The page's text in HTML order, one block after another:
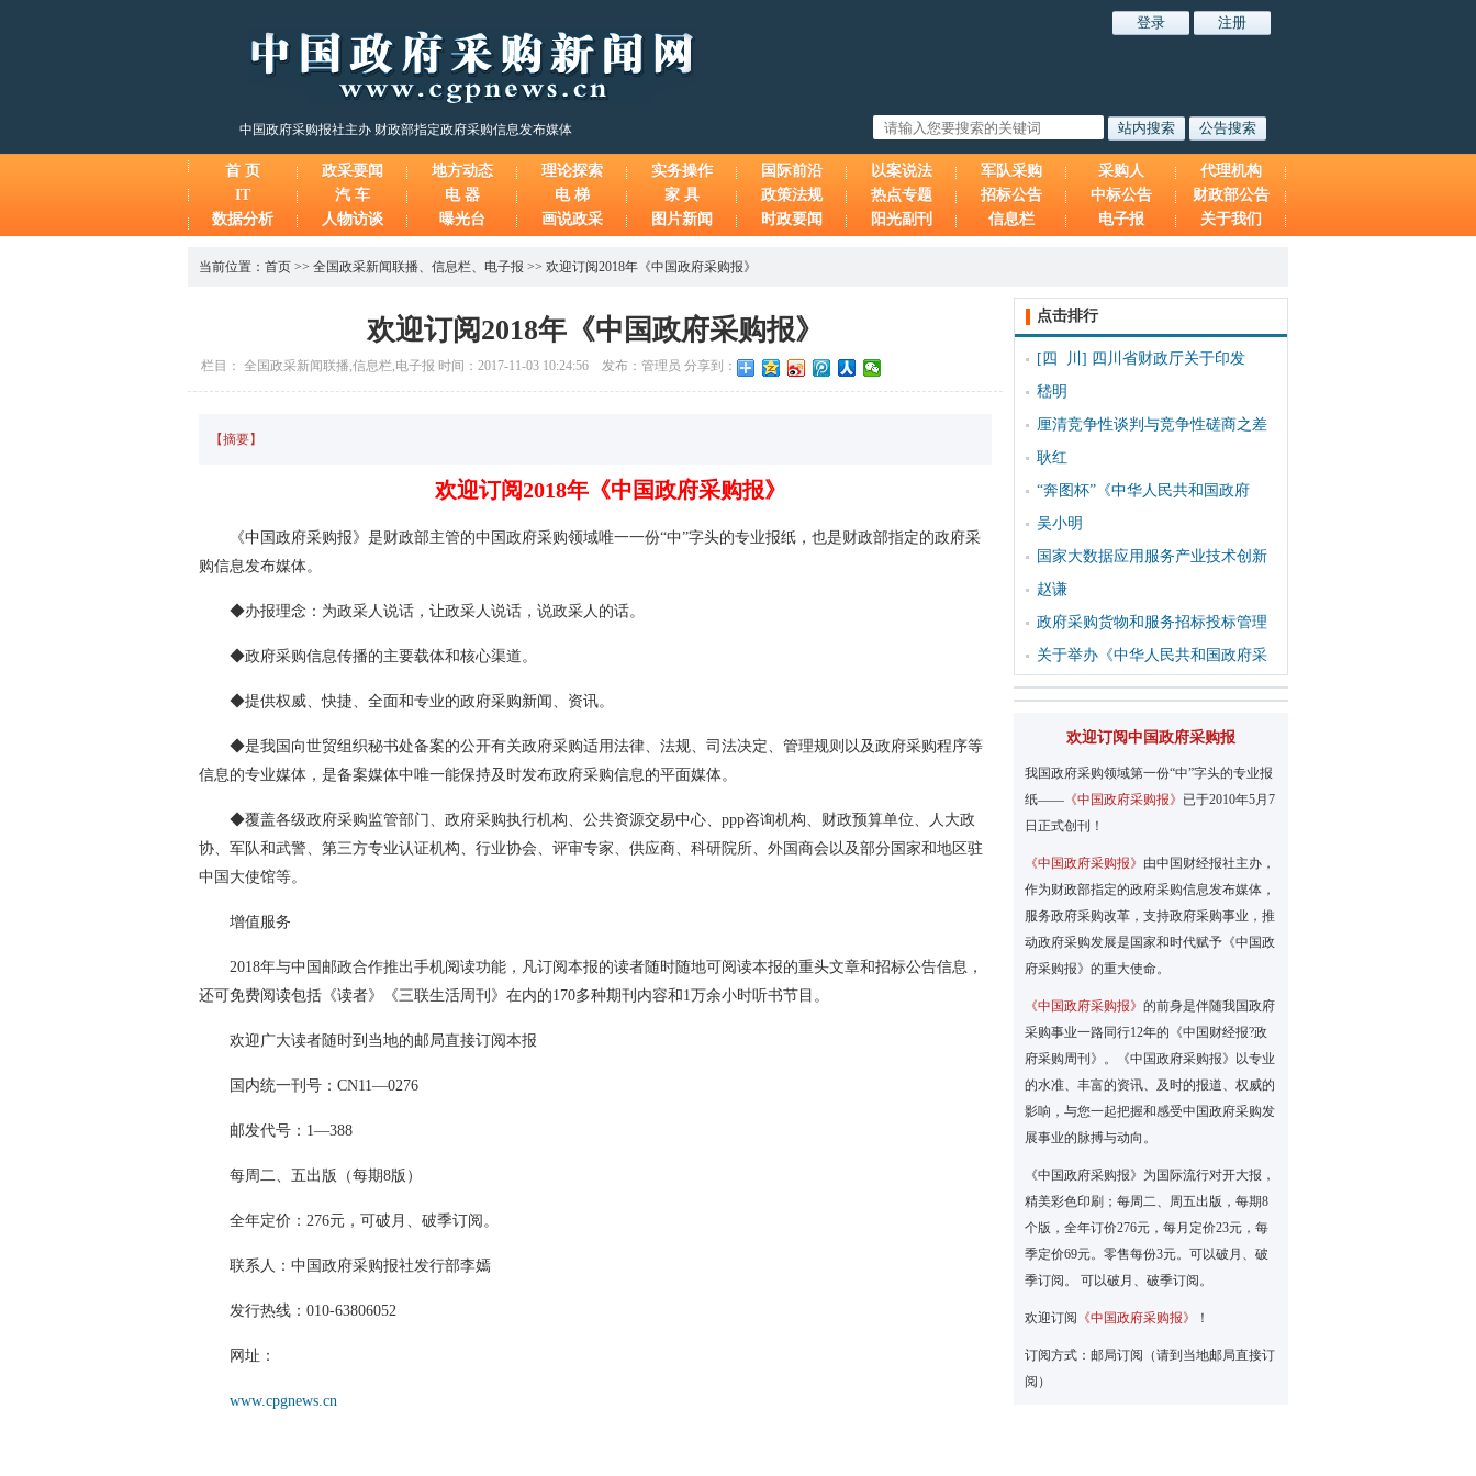
中国政府采购报社主办 财政部指定政府采购信息发布媒体
首 页 政采要闻 地方动态 理论探索 实务操作 国际前沿 以案说法 军队采购 采购人
代理机构
IT
汽 车 电 器 电 梯 家 具 政策法规 热点专题 招标公告 中标公告
财政部公告
数据分析
人物访谈 曝光台 画说政采 图片新闻 时政要闻 阳光副刊 信息栏 电子报 关于我们
当前位置： 首页 >> 全国政采新闻联播、 信息栏、 电子报 >> 欢迎订阅2018年《中国政府采购报》
欢迎订阅2018年《中国政府采购报》
栏目： 全国政采新闻联播,信息栏,电子报 时间：2017-11-03 10:24:56 发布：管理员 分享到：
【摘要】
欢迎订阅2018年《中国政府采购报》
《中国政府采购报》是财政部主管的中国政府采购领域唯一一份“中”字头的专业报纸，也是财政部指定的政府采
购信息发布媒体。
◆办报理念：为政采人说话，让政采人说话，说政采人的话。
◆政府采购信息传播的主要载体和核心渠道。
◆提供权威、快捷、全面和专业的政府采购新闻、资讯。
◆是我国向世贸组织秘书处备案的公开有关政府采购适用法律、法规、司法决定、管理规则以及政府采购程序等
信息的专业媒体，是备案媒体中唯一能保持及时发布政府采购信息的平面媒体。
◆覆盖各级政府采购监管部门、政府采购执行机构、公共资源交易中心、ppp咨询机构、财政预算单位、人大政
协、军队和武警、第三方专业认证机构、行业协会、评审专家、供应商、科研院所、外国商会以及部分国家和地区驻
中国大使馆等。
增值服务
2018年与中国邮政合作推出手机阅读功能，凡订阅本报的读者随时随地可阅读本报的重头文章和招标公告信息，
还可免费阅读包括《读者》《三联生活周刊》在内的170多种期刊内容和1万余小时听书节目。
欢迎广大读者随时到当地的邮局直接订阅本报
国内统一刊号：CN11—0276
邮发代号：1—388
每周二、五出版（每期8版）
全年定价：276元，可破月、破季订阅。
联系人：中国政府采购报社发行部李嫣
发行热线：010-63806052
网址：
www.cpgnews.cn
点击排行
[四 川] 四川省财政厅关于印发
嵇明
厘清竞争性谈判与竞争性磋商之差
耿红
“奔图杯”《中华人民共和国政府
吴小明
国家大数据应用服务产业技术创新
赵谦
政府采购货物和服务招标投标管理
关于举办《中华人民共和国政府采
欢迎订阅中国政府采购报
我国政府采购领域第一份“中”字头的专业报
纸—— 《中国政府采购报》 已于2010年5月7
日正式创刊！
《中国政府采购报》 由中国财经报社主办，
作为财政部指定的政府采购信息发布媒体，
服务政府采购改革，支持政府采购事业，推
动政府采购发展是国家和时代赋予《中国政
府采购报》的重大使命。
《中国政府采购报》 的前身是伴随我国政府
采购事业一路同行12年的《中国财经报?政
府采购周刊》。《中国政府采购报》以专业
的水准、丰富的资讯、及时的报道、权威的
影响，与您一起把握和感受中国政府采购发
展事业的脉搏与动向。
《中国政府采购报》为国际流行对开大报，
精美彩色印刷；每周二、周五出版，每期8
个版，全年订价276元，每月定价23元，每
季定价69元。零售每份3元。可以破月、破
季订阅。 可以破月、破季订阅。
欢迎订阅 《中国政府采购报》 ！
订阅方式：邮局订阅（请到当地邮局直接订
阅）